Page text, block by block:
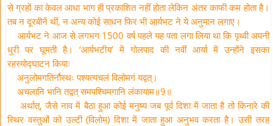
से ग्रहों का केवल आधा भाग ही प्रकाशित नहीं होता लेकिन अंतर काफी कम होता है।
तब न दूरबीनें थीं, न अन्य कोई साधन फिर भी आर्यभट ने ये अनुमान लगाए।
आर्यभट ने आज से लगभग 1500 वर्ष पहले यह पता लगा लिया था कि पृथ्वी अपनी
धुरी पर घूमती है। ‘आर्यभटीय’ में गोलपाद की नवीं आर्या में उन्होंने इसका
रहस्योद्घाटन कियाः
अनुलोमगतिर्नौस्थः पश्यत्यचलं विलोमगं यद्वत्।
अचलानि भानि तद्वत् समपश्चिमगानि लंकायाम॥9॥
अर्थात्, जैसे नाव में बैठा हुआ कोई मनुष्य जब पूर्व दिशा में जाता है तो किनारे की
स्थिर वस्तुओं को उल्टी (विलोम) दिशा में जाता हुआ अनुभव करता है। उसी तरह